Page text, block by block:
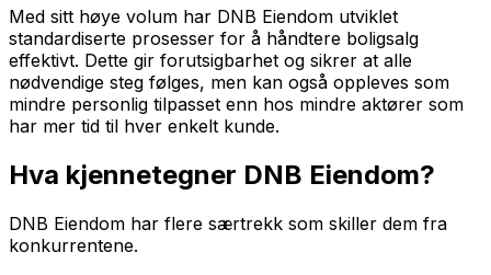
Med sitt høye volum har DNB Eiendom utviklet
standardiserte prosesser for å håndtere boligsalg
effektivt. Dette gir forutsigbarhet og sikrer at alle
nødvendige steg følges, men kan også oppleves som
mindre personlig tilpasset enn hos mindre aktører som
har mer tid til hver enkelt kunde.
Hva kjennetegner DNB Eiendom?
DNB Eiendom har flere særtrekk som skiller dem fra
konkurrentene.